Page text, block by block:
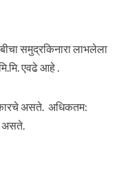
समुद्रकिनारा लाभलेला
एवढे आहे .
असते. अधिकतम:
असते.